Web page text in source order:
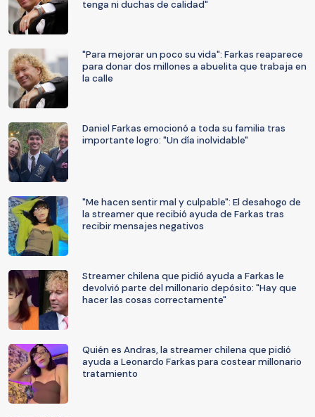
tenga ni duchas de calidad"
"Para mejorar un poco su vida": Farkas reaparece
para donar dos millones a abuelita que trabaja en
la calle
Daniel Farkas emocionó a toda su familia tras
importante logro: "Un día inolvidable"
"Me hacen sentir mal y culpable": El desahogo de
la streamer que recibió ayuda de Farkas tras
recibir mensajes negativos
Streamer chilena que pidió ayuda a Farkas le
devolvió parte del millonario depósito: "Hay que
hacer las cosas correctamente"
Quién es Andras, la streamer chilena que pidió
ayuda a Leonardo Farkas para costear millonario
tratamiento